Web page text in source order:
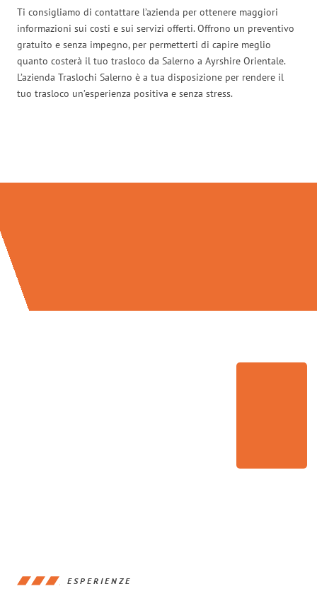
Ti consigliamo di contattare l’azienda per ottenere maggiori
informazioni sui costi e sui servizi offerti. Offrono un preventivo
gratuito e senza impegno, per permetterti di capire meglio
quanto costerà il tuo trasloco da Salerno a Ayrshire Orientale.
L’azienda Traslochi Salerno è a tua disposizione per rendere il
tuo trasloco un’esperienza positiva e senza stress.
ESPERIENZE